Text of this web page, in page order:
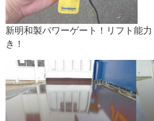
新明和製パワーゲート！リフト能
き！